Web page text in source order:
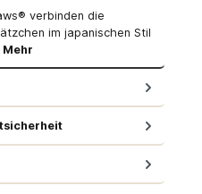
verbinden die
im japanischen Stil
Mehr